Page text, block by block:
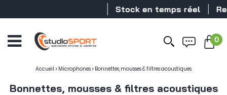
Stock en temps réel
0
Accueil > Microphones> Bonnettes, mousses & filtres acoustiques
Bonnettes, mousses & filtres acoustiques